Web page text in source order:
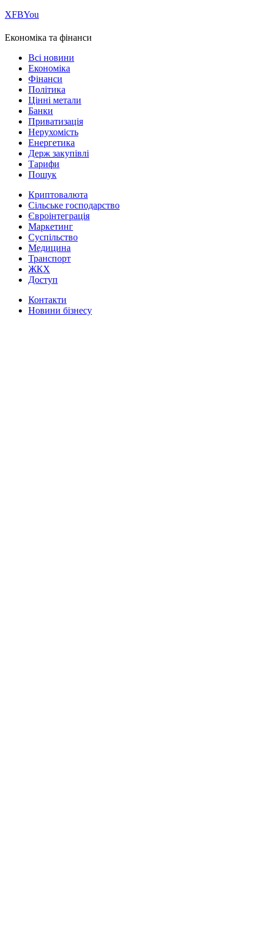
ХFBYou
Економіка та фінанси
Всі новини
Економіка
Фінанси
Політика
Цінні метали
Банки
Приватизація
Нерухомість
Енергетика
Держ закупівлі
Тарифи
Пошук
Криптовалюта
Сільське господарство
Євроінтеграція
Маркетинг
Суспільство
Медицина
Транспорт
ЖКХ
Доступ
Контакти
Новини бізнесу